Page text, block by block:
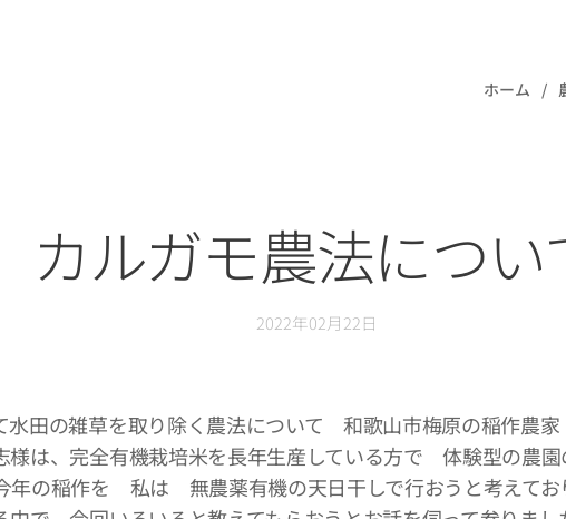
ホーム
カルガモ農法につい
2022年02月22日
水田の雑草を取り除く農法について 和歌山市梅原の稲作農
様は、完全有機栽培米を長年生産している方で 体験型の農
年の稲作を 私は 無農薬有機の天日干しで行おうと考えてお